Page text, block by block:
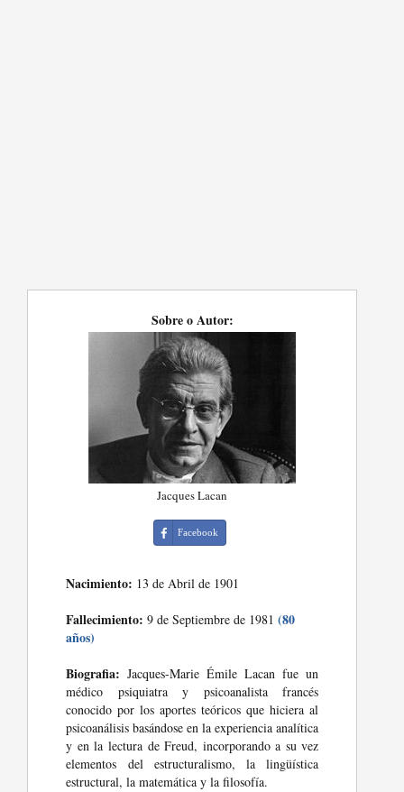
Sobre o Autor:
Jacques Lacan
Facebook
Nacimiento: 13 de Abril de 1901
Fallecimiento: 9 de Septiembre de 1981(80
años)
Biografia: Jacques-Marie Émile Lacan fue un
médico psiquiatra y psicoanalista francés
conocido por los aportes teóricos que hiciera al
psicoanálisis basándose en la experiencia analítica
y en la lectura de Freud, incorporando a su vez
elementos del estructuralismo, la lingüística
estructural, la matemática y la filosofía.